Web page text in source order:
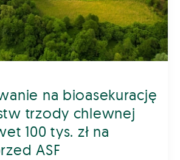
na bioasekurację
trzody chlewnej
100 tys. zł na
ASF